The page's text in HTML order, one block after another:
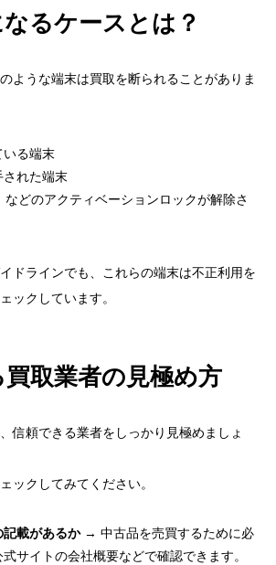
るケースとは？
ような端末は買取を断られることがありま
いる端末
された端末
などのアクティベーションロックが解除さ
ドラインでも、これらの端末は不正利用を
ックしています。
取業者の見極め方
信頼できる業者をしっかり見極めましょ
ックしてみてください。
載があるか→ 中古品を売買するために必
サイトの会社概要などで確認できます。